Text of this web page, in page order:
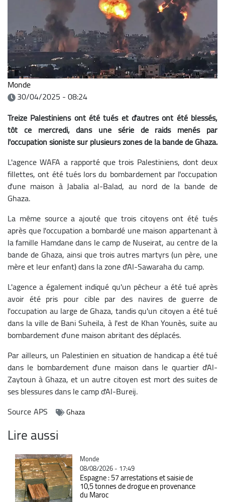
Monde
30/04/2025 - 08:24
Treize Palestiniens ont été tués et d'autres ont été blessés,
tôt ce mercredi, dans une série de raids menés par
l'occupation sioniste sur plusieurs zones de la bande de Ghaza.
L'agence WAFA a rapporté que trois Palestiniens, dont deux
fillettes, ont été tués lors du bombardement par l'occupation
d'une maison à Jabalia al-Balad, au nord de la bande de
Ghaza.
La même source a ajouté que trois citoyens ont été tués
après que l'occupation a bombardé une maison appartenant à
la famille Hamdane dans le camp de Nuseirat, au centre de la
bande de Ghaza, ainsi que trois autres martyrs (un père, une
mère et leur enfant) dans la zone d'Al-Sawaraha du camp.
L'agence a également indiqué qu'un pêcheur a été tué après
avoir été pris pour cible par des navires de guerre de
l'occupation au large de Ghaza, tandis qu'un citoyen a été tué
dans la ville de Bani Suheila, à l'est de Khan Younès, suite au
bombardement d'une maison abritant des déplacés.
Par ailleurs, un Palestinien en situation de handicap a été tué
dans le bombardement d'une maison dans le quartier d'Al-
Zaytoun à Ghaza, et un autre citoyen est mort des suites de
ses blessures dans le camp d'Al-Bureij.
SourceAPS Ghaza
Lire aussi
Catégorie
Monde
08/08/2026 - 17:49
Espagne : 57 arrestations et saisie de
10,5 tonnes de drogue en provenance
du Maroc